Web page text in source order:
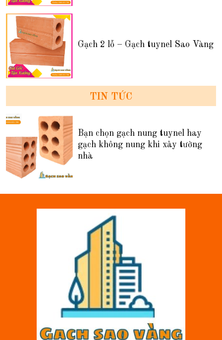
Gạch 2 lỗ – Gạch tuynel Sao Vàng
TIN TỨC
Bạn chọn gạch nung tuynel hay
gạch không nung khi xây tường
nhà